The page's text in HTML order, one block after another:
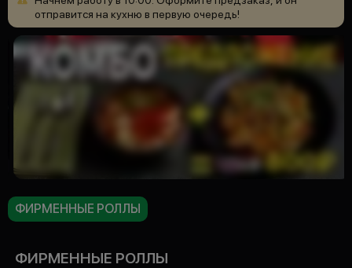
отправится на кухню в первую очередь!
ФИРМЕННЫЕ РОЛЛЫ
ФИРМЕННЫЕ РОЛЛЫ